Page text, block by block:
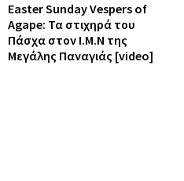
Easter Sunday Vespers of
Agape: Τα στιχηρά του
Πάσχα στον Ι.Μ.Ν της
Μεγάλης Παναγιάς [video]